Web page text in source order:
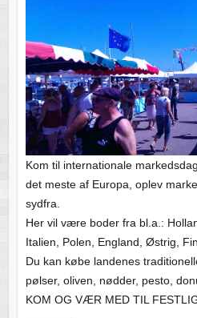
Kom til internationale
det meste af Europa, oplev
sydfra.
Her vil være boder fra bl.a.:
Italien, Polen, England, Østrig,
Du kan købe landenes
pølser, oliven, nødder, pesto,
KOM OG VÆR MED TIL